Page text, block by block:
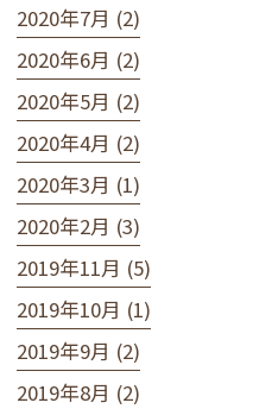
2020年7月 (2)
2020年6月 (2)
2020年5月 (2)
2020年4月 (2)
2020年3月 (1)
2020年2月 (3)
2019年11月 (5)
2019年10月 (1)
2019年9月 (2)
2019年8月 (2)